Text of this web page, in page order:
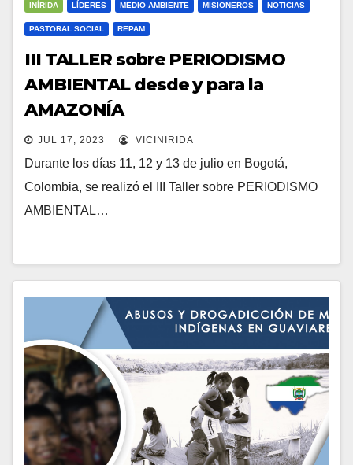
INÍRIDA LÍDERES MEDIO AMBIENTE MISIONEROS NOTICIAS
PASTORAL SOCIAL REPAM
III TALLER sobre PERIODISMO
AMBIENTAL desde y para la
AMAZONÍA
JUL 17, 2023 VICINIRIDA
Durante los días 11, 12 y 13 de julio en Bogotá,
Colombia, se realizó el III Taller sobre PERIODISMO
AMBIENTAL…